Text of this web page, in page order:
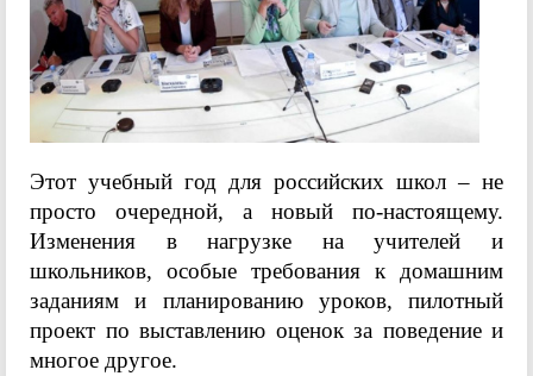
Этот учебный год для российских школ – не
просто очередной, а новый по-настоящему.
Изменения в нагрузке на учителей и
школьников, особые требования к домашним
заданиям и планированию уроков, пилотный
проект по выставлению оценок за поведение и
многое другое.